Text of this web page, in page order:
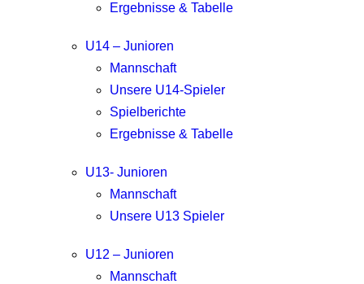
Ergebnisse & Tabelle
U14 – Junioren
Mannschaft
Unsere U14-Spieler
Spielberichte
Ergebnisse & Tabelle
U13- Junioren
Mannschaft
Unsere U13 Spieler
U12 – Junioren
Mannschaft